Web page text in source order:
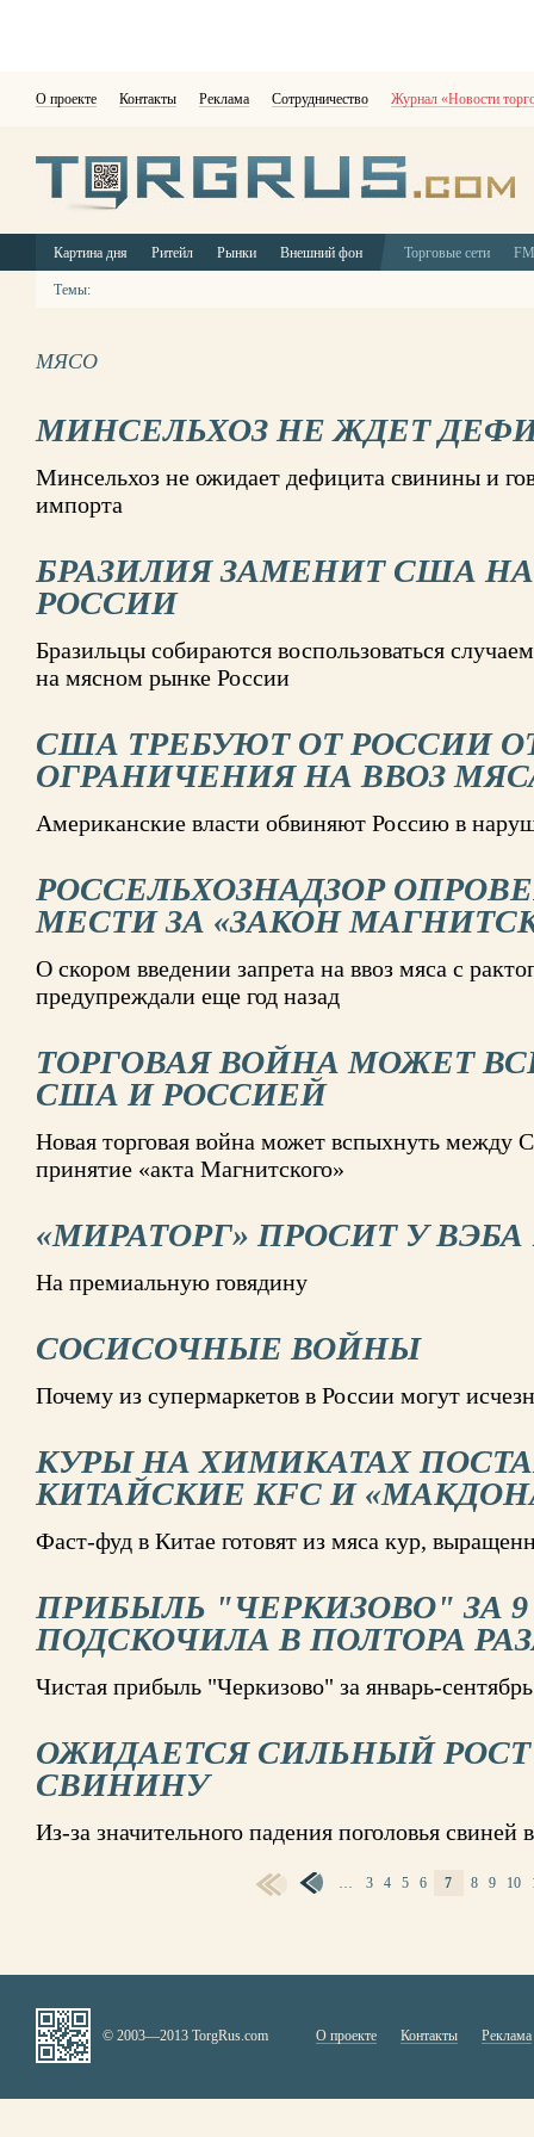
О проекте Контакты Реклама Сотрудничество Журнал «Новости
Картина дня Ритейл Рынки Внешний фон Торговые сети
Темы:
МЯСО
МИНСЕЛЬХОЗ НЕ ЖДЕТ
Минсельхоз не ожидает дефицита свинины и
импорта
БРАЗИЛИЯ ЗАМЕНИТ США
РОССИИ
Бразильцы собираются воспользоваться
на мясном рынке России
США ТРЕБУЮТ ОТ РОССИИ
ОГРАНИЧЕНИЯ НА ВВОЗ
Американские власти обвиняют Россию в
РОССЕЛЬХОЗНАДЗОР
МЕСТИ ЗА «ЗАКОН
О скором введении запрета на ввоз мяса с
предупреждали еще год назад
ТОРГОВАЯ ВОЙНА МОЖЕТ
США И РОССИЕЙ
Новая торговая война может вспыхнуть между
принятие «акта Магнитского»
«МИРАТОРГ» ПРОСИТ У ВЭБА
На премиальную говядину
СОСИСОЧНЫЕ ВОЙНЫ
Почему из супермаркетов в России могут
КУРЫ НА ХИМИКАТАХ
КИТАЙСКИЕ KFC И
Фаст-фуд в Китае готовят из мяса кур,
ПРИБЫЛЬ "ЧЕРКИЗОВО" ЗА
ПОДСКОЧИЛА В ПОЛТОРА
Чистая прибыль "Черкизово" за январь-
ОЖИДАЕТСЯ СИЛЬНЫЙ
СВИНИНУ
Из-за значительного падения поголовья свиней
… 3 4 5 6 7 8 9 10
© 2003—2013 TorgRus.com О проекте Контакты Реклама